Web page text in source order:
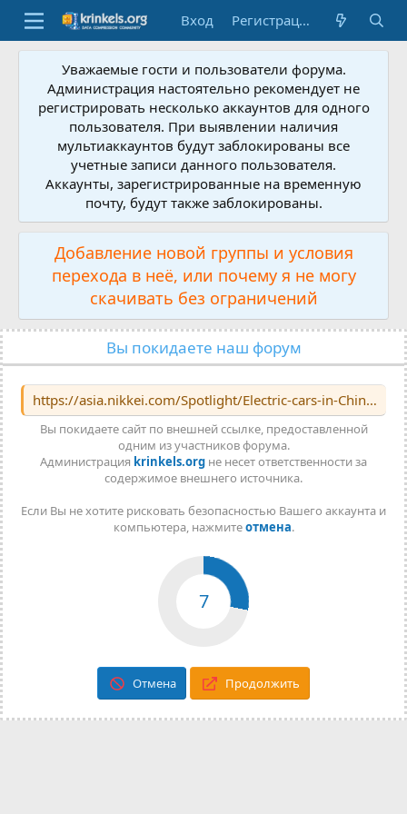
Вход Регистрация
Уважаемые гости и пользователи форума.
Администрация настоятельно рекомендует не
регистрировать несколько аккаунтов для одного
пользователя. При выявлении наличия
мультиаккаунтов будут заблокированы все
учетные записи данного пользователя.
Аккаунты, зарегистрированные на временную
почту, будут также заблокированы.
Добавление новой группы и условия
перехода в неё, или почему я не могу
скачивать без ограничений
Вы покидаете наш форум
https://asia.nikkei.com/Spotlight/Electric-cars-in-China/Tesla-and-Musk-risk-wearing-out-China-welcome-over-quality-fears
Вы покидаете сайт по внешней ссылке, предоставленной
одним из участников форума.
Администрация krinkels.org не несет ответственности за
содержимое внешнего источника.
Если Вы не хотите рисковать безопасностью Вашего аккаунта и
компьютера, нажмитеотмена.
7
Отмена Продолжить